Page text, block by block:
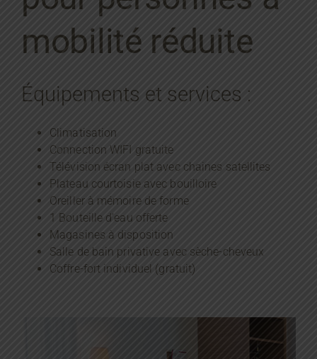
mobilité réduite
Équipements et services :
Climatisation
Connection WIFI gratuite
Télévision écran plat avec chaines satellites
Plateau courtoisie avec bouilloire
Oreiller à mémoire de forme
1 Bouteille d’eau offerte
Magasines à disposition
Salle de bain privative avec sèche-cheveux
Coffre-fort individuel (gratuit)